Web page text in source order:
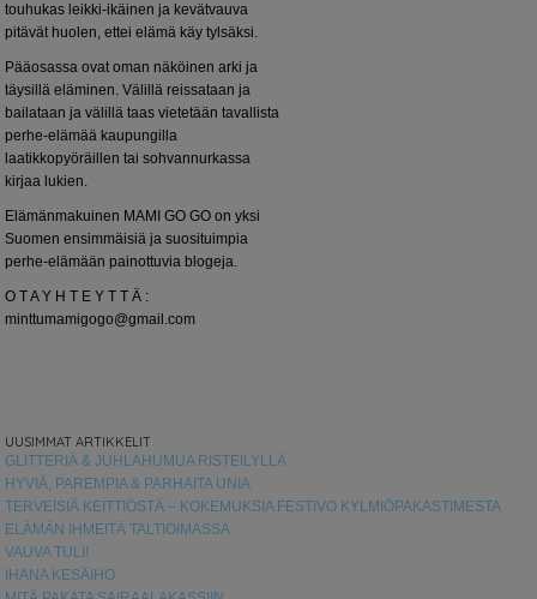
touhukas leikki-ikäinen ja kevätvauva
pitävät huolen, ettei elämä käy tylsäksi.
Pääosassa ovat oman näköinen arki ja
täysillä eläminen. Välillä reissataan ja
bailataan ja välillä taas vietetään tavallista
perhe-elämää kaupungilla
laatikkopyöräillen tai sohvannurkassa
kirjaa lukien.
Elämänmakuinen MAMI GO GO on yksi
Suomen ensimmäisiä ja suosituimpia
perhe-elämään painottuvia blogeja.
O T A Y H T E Y T T Ä :
minttumamigogo@gmail.com
UUSIMMAT ARTIKKELIT
GLITTERIÄ & JUHLAHUMUA RISTEILYLLÄ
HYVIÄ, PAREMPIA & PARHAITA UNIA
TERVEISIÄ KEITTIÖSTÄ – KOKEMUKSIA FESTIVO KYLMIÖPAKASTIMESTA
ELÄMÄN IHMEITÄ TALTIOIMASSA
VAUVA TULI!
IHANA KESÄIHO